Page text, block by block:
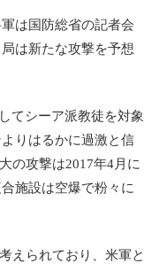
は国防総省の記者会
は新たな攻撃を予想
てシーア派教徒を対象
りはるかに過激と信
の攻撃は2017年4月に
施設は空爆で粉々に
えられており、米軍と